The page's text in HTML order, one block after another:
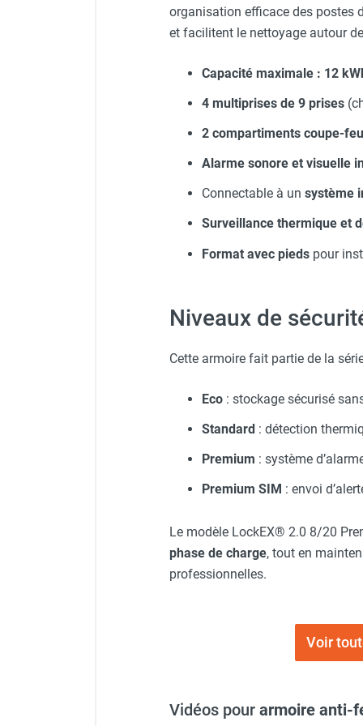
Chauffage FARM au gaz
Chauffage FARM au fioul
Chaudière fixe à eau
Aérotherme électrique
Aérotherme au fioul
Aérotherme pompe à chaleur
Chauffage mobile électrique, fioul et
Chauffage électrique soufflant
Chauffage haute température pour
étuvage industriel ou destruction
Chauffage électrique par convection
Chauffage mobile au fioul et GNR
cheminée et réservoir intégré
Chauffage fioul soufflant avec
Chauffage fioul soufflant sans
cheminée à combustion directe
Chauffage fioul
infrarouge/rayonnant
combustion indirecte
Chauffage mobile au gaz rayonnant
organisation efficace des postes
et facilitent le nettoyage autour de
Capacité maximale : 12
4 multiprises de 9 prises
2 compartiments coupe-
Alarme sonore et visuelle
Connectable à un système
Surveillance thermique et
Format avec pieds pour
Niveaux de
Cette armoire fait partie de la
Eco : stockage sécurisé
Standard : détection
Premium : système
Premium SIM : envoi
Le modèle LockEX® 2.0 8/20
phase de charge, tout en
professionnelles.
Voir
Vidéos pour armoire anti-